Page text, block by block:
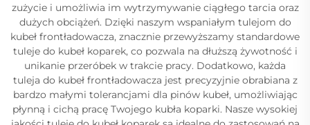
zużycie i umożliwia im wytrzymywanie ciągłego tarcia oraz
dużych obciążeń. Dzięki naszym wspaniałym tulejom do
kubeł frontładowacza, znacznie przewyższamy standardowe
tuleje do kubeł koparek, co pozwala na dłuższą żywotność i
unikanie przeróbek w trakcie pracy. Dodatkowo, każda
tuleja do kubeł frontładowacza jest precyzyjnie obrabiana z
bardzo małymi tolerancjami dla pinów kubeł, umożliwiając
płynną i cichą pracę Twojego kubła koparki. Nasze wysokiej